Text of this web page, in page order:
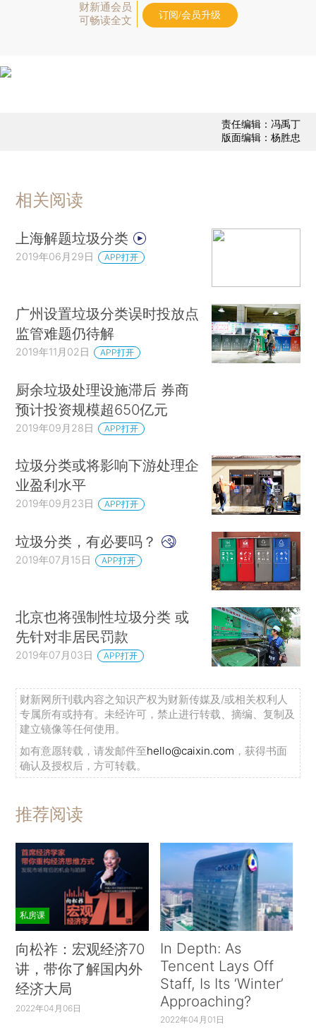
财新通会员
可畅读全文
订阅/会员升级
责任编辑：冯禹丁
版面编辑：杨胜忠
相关阅读
上海解题垃圾分类
2019年06月29日 APP打开
广州设置垃圾分类误时投放点
监管难题仍待解
2019年11月02日 APP打开
厨余垃圾处理设施滞后 券商
预计投资规模超650亿元
2019年09月28日 APP打开
垃圾分类或将影响下游处理企
业盈利水平
2019年09月23日 APP打开
垃圾分类，有必要吗？
2019年07月15日 APP打开
北京也将强制性垃圾分类 或
先针对非居民罚款
2019年07月03日 APP打开
财新网所刊载内容之知识产权为财新传媒及/或相关权利人
专属所有或持有。未经许可，禁止进行转载、摘编、复制及
建立镜像等任何使用。
如有意愿转载，请发邮件至hello@caixin.com ，获得书面
确认及授权后，方可转载。
推荐阅读
私房课
向松祚：宏观经济70
讲，带你了解国内外
经济大局
2022年04月06日
In Depth: As
Tencent Lays Off
Staff, Is Its ‘Winter’
Approaching?
2022年04月01日